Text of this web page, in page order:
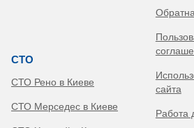
СТО
СТО Рено в Киеве
СТО Мерседес в Киеве
сайта
Работа